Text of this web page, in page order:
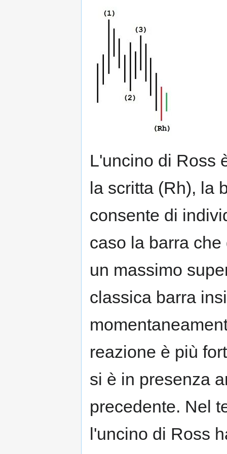
L'uncino di Ross
la scritta (Rh), la
consente di
caso la barra
un massimo
classica barra
reazione è più
si è in presenza
precedente. Nel
l'uncino di Ross